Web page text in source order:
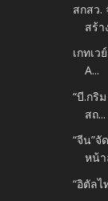
สกสว.
สร้า
เกทเ
A...
“บี.กริ
สถ...
“จีน”
หน้า
“อิตัล